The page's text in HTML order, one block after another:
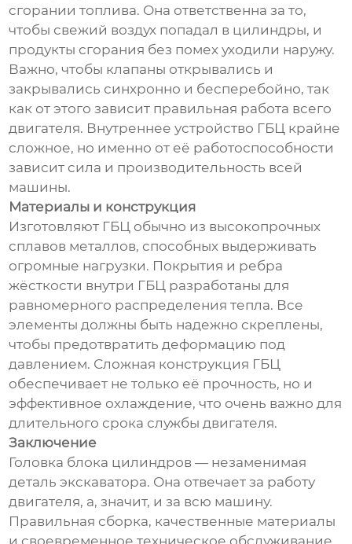
сгорании топлива. Она ответственна за то,
чтобы свежий воздух попадал в цилиндры, и
продукты сгорания без помех уходили наружу.
Важно, чтобы клапаны открывались и
закрывались синхронно и бесперебойно, так
как от этого зависит правильная работа всего
двигателя. Внутреннее устройство ГБЦ крайне
сложное, но именно от её работоспособности
зависит сила и производительность всей
машины.
Материалы и конструкция
Изготовляют ГБЦ обычно из высокопрочных
сплавов металлов, способных выдерживать
огромные нагрузки. Покрытия и ребра
жёсткости внутри ГБЦ разработаны для
равномерного распределения тепла. Все
элементы должны быть надежно скреплены,
чтобы предотвратить деформацию под
давлением. Сложная конструкция ГБЦ
обеспечивает не только её прочность, но и
эффeктивное охлаждение, что очень важно для
длительного срока службы двигателя.
Заключение
Головка блока цилиндров — незаменимая
деталь экскаватора. Она отвечает за работу
двигателя, а, значит, и за всю машину.
Правильная сборка, качественные материалы